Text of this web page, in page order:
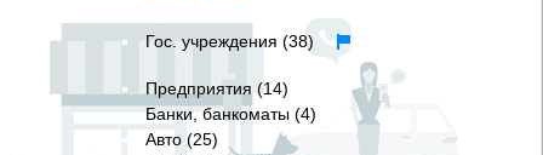
Гос. учреждения (38)
Предприятия (14)
Банки, банкоматы (4)
Авто (25)